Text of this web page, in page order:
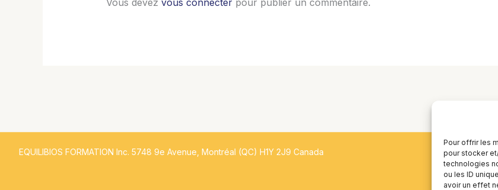
Pour offrir les
pour stocker
technologies
ou les ID
avoir un effet
Vous devez vous connecterpour publier un commentaire.
EQUILIBIOS FORMATION Inc. 5748 9e Avenue, Montréal (QC) H1Y 2J9 Canada